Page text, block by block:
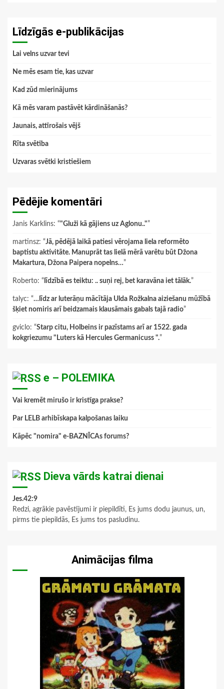
Līdzīgās e-publikācijas
Lai velns uzvar tevi
Ne mēs esam tie, kas uzvar
Kad zūd mierinājums
Kā mēs varam pastāvēt kārdināšanās?
Jaunais, attīrošais vējš
Rīta svētība
Uzvaras svētki kristiešiem
Pēdējie komentāri
Janis Karklins: “"Gluži kā gājiens uz Aglonu.."”
martinsz: “Jā, pēdējā laikā patiesi vērojama liela reformēto
baptistu aktivitāte. Manuprāt tas lielā mērā varētu būt Džona
Makartura, Džona Paipera nopelns…”
Roberto: “ līdzībā es teiktu: .. suņi rej, bet karavāna iet tālāk.”
talyc: “…līdz ar luterāņu mācītāja Ulda Rožkalna aiziešanu mūžībā
šķiet nomiris arī beidzamais klausāmais gabals tajā radio”
gviclo: “Starp citu, Holbeins ir pazīstams arī ar 1522. gada
kokgriezumu "Luters kā Hercules Germanicuss ".”
e – POLEMIKA
Vai kremēt mirušo ir kristīga prakse?
Par LELB arhibīskapa kalpošanas laiku
Kāpēc "nomira" e-BAZNĪCAs forums?
Dieva vārds katrai dienai
Jes.42:9
Redzi, agrākie pavēstījumi ir piepildīti, Es jums dodu jaunus, un,
pirms tie piepildās, Es jums tos pasludinu.
Animācijas filma